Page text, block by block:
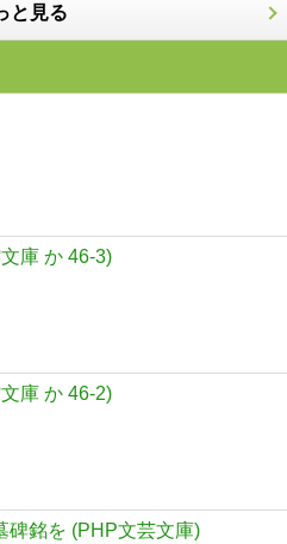
と見る
庫 か 46-3)
庫 か 46-2)
碑銘を (PHP文芸文庫)